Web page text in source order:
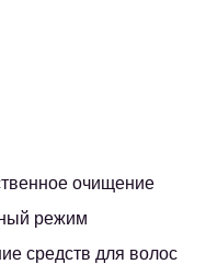
очищение
режим
средств для волос